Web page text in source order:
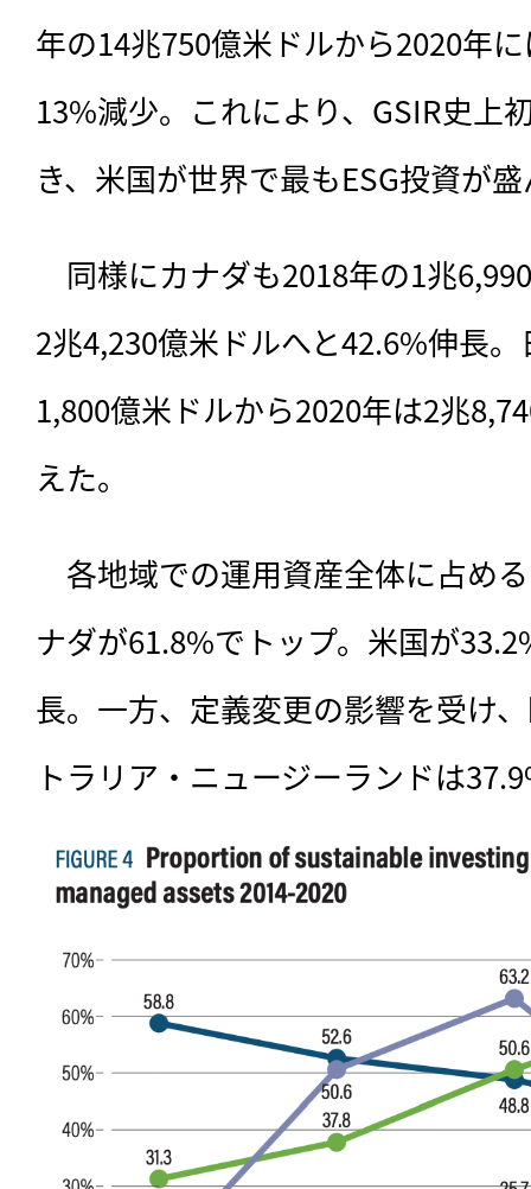
年の14兆750億米ドルから2020年
13%減少。これにより、GSIR史上
き、米国が世界で最もESG投資が
同様にカナダも2018年の1兆
2兆4,230億米ドルへと42.6%伸長
1,800億米ドルから2020年は2兆
えた。
各地域での運用資産全体に占め
ナダが61.8%でトップ。米国が
長。一方、定義変更の影響を受け
トラリア・ニュージーランドは